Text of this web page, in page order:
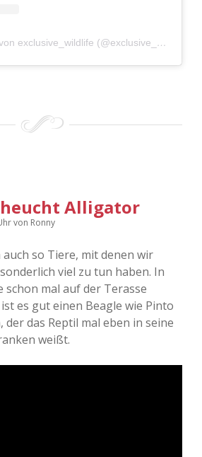
exclusive_wildlife (@exclusive_wild)
Alligator
von Ronny
so Tiere, mit denen wir
viel zu tun haben. In
schon mal auf der Terasse
es gut einen Beagle wie Pinto
der das Reptil mal eben in seine
weißt.